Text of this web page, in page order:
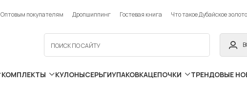
Оптовым покупателям Дропшиппинг Гостевая книга Что такое Дубайское
КОМПЛЕКТЫ КУЛОНЫСЕРЬГИУПАКОВКАЦЕПОЧКИ ТРЕНДОВЫЕ